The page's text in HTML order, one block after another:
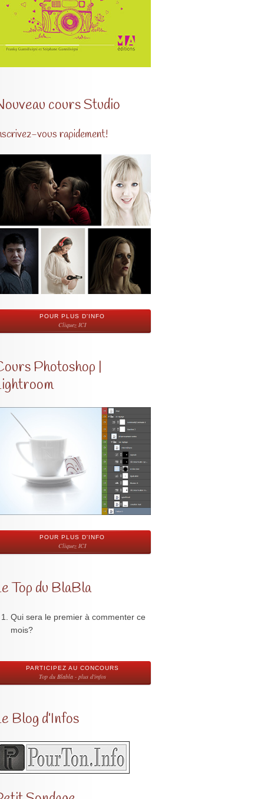
cours Studio
vous rapidement!
POUR PLUS D'INFO
Cliquez ICI
Photoshop |
POUR PLUS D'INFO
Cliquez ICI
Top du BlaBla
Qui sera le premier à commenter ce
mois?
PARTICIPEZ AU CONCOURS
Top du Blabla - plus d'infos
Blog d’Infos